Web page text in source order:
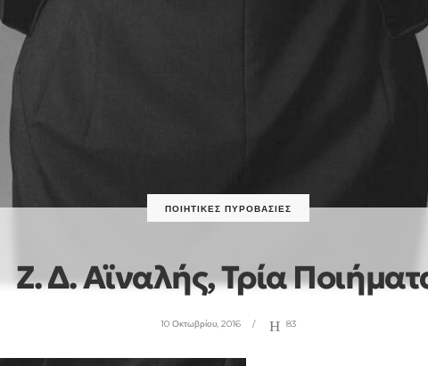
ΠΟΙΗΤΙΚΈΣ ΠΥΡΟΒΑΣΊΕΣ
Ζ. Δ. Αϊναλής, Τρία
10 Οκτωβρίου, 2016 83